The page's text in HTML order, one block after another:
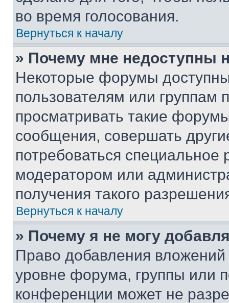
во время голосования.
Вернуться к началу
» Почему мне недоступны
Некоторые форумы
пользователям или группам
просматривать такие
сообщения, совершать
потребоваться
модератором или
получения такого
Вернуться к началу
» Почему я не могу
Право добавления
уровне форума, группы или
конференции может не